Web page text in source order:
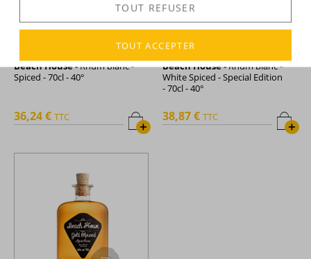
Beach House -Rhum blanc -
Spiced - 70cl - 40°
+
36,24 € TTC
Beach House -Rhum blanc -
White Spiced - Special Edition
- 70cl - 40°
+
38,87 € TTC
TOUT REFUSER
TOUT ACCEPTER